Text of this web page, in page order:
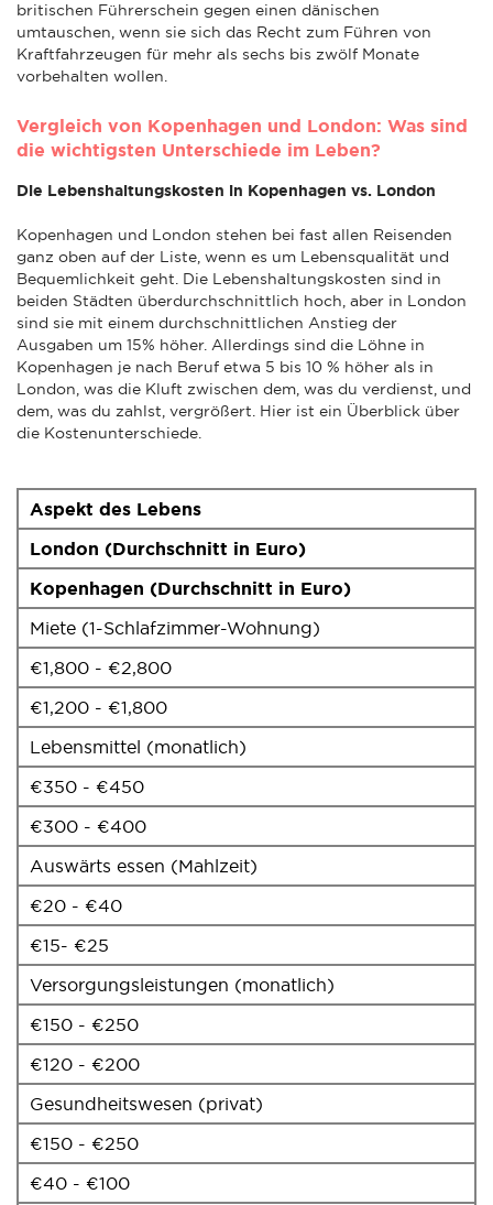
britischen Führerschein gegen einen dänischen
umtauschen, wenn sie sich das Recht zum Führen von
Kraftfahrzeugen für mehr als sechs bis zwölf Monate
vorbehalten wollen.
Vergleich von Kopenhagen und London: Was sind
die wichtigsten Unterschiede im Leben?
Die Lebenshaltungskosten in Kopenhagen vs. London
Kopenhagen und London stehen bei fast allen Reisenden
ganz oben auf der Liste, wenn es um Lebensqualität und
Bequemlichkeit geht. Die Lebenshaltungskosten sind in
beiden Städten überdurchschnittlich hoch, aber in London
sind sie mit einem durchschnittlichen Anstieg der
Ausgaben um 15% höher. Allerdings sind die Löhne in
Kopenhagen je nach Beruf etwa 5 bis 10 % höher als in
London, was die Kluft zwischen dem, was du verdienst, und
dem, was du zahlst, vergrößert. Hier ist ein Überblick über
die Kostenunterschiede.
Aspekt des Lebens
London (Durchschnitt in Euro)
Kopenhagen (Durchschnitt in Euro)
Miete (1-Schlafzimmer-Wohnung)
€1,800 - €2,800
€1,200 - €1,800
Lebensmittel (monatlich)
€350 - €450
€300 - €400
Auswärts essen (Mahlzeit)
€20 - €40
€15- €25
Versorgungsleistungen (monatlich)
€150 - €250
€120 - €200
Gesundheitswesen (privat)
€150 - €250
€40 - €100